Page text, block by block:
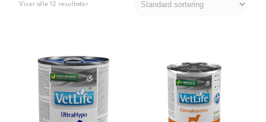
Viser alle 12 resultater